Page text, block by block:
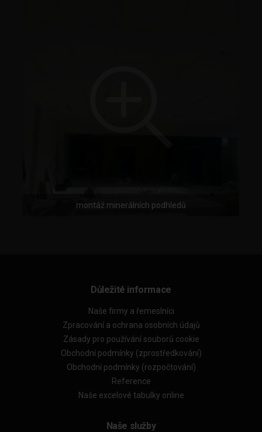
montáž minerálních podhledů
Důležité informace
Naše firmy a řemeslníci
Zpracování a ochrana osobních údajů
Zásady pro používání souborů cookie
Obchodní podmínky (zprostředkování)
Obchodní podmínky (rozpočtování)
Reference
Naše excelové tabulky online
Naše služby